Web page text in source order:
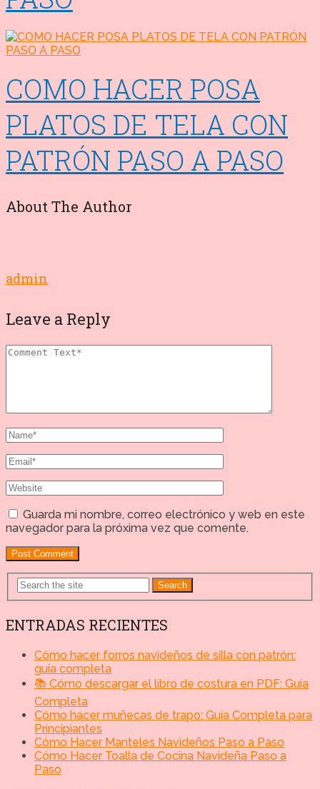
COMO HACER POSA
PLATOS DE TELA CON
PATRÓN PASO A PASO
About The Author
admin
Leave a Reply
Guarda mi nombre, correo electrónico y web en este
navegador para la próxima vez que comente.
Search
ENTRADAS RECIENTES
Cómo hacer forros navideños de silla con patrón:
guía completa
📚 Cómo descargar el libro de costura en PDF: Guía
Completa
Cómo hacer muñecas de trapo: Guía Completa para
Principiantes
Cómo Hacer Manteles Navideños Paso a Paso
Cómo Hacer Toalla de Cocina Navideña Paso a
Paso